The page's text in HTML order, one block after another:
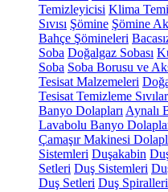
Temizleyicisi Klima
Sıvısı Şömine Şömine
Bahçe Şömineleri
Soba Doğalgaz Sobası
Soba Soba Borusu ve
Tesisat Malzemeleri
Tesisat Temizleme
Banyo Dolapları Aynalı
Lavabolu Banyo
Çamaşır Makinesi
Sistemleri Duşakabin
Setleri Duş Sistemleri
Duş Setleri Duş Spiralleri